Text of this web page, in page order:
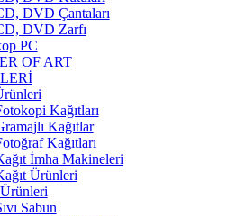
DVD Çantaları
DVD Zarfı
PC
OF ART
Kağıtları
Kağıtlar
Kağıtları
İmha Makineleri
Ürünleri
Sabun